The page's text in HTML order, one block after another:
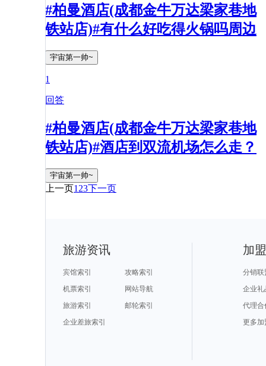
#柏曼酒店(成都金牛万达梁家巷地
铁站店)#有什么好吃得火锅吗周边
宇宙第一帅~
1
回答
#柏曼酒店(成都金牛万达梁家巷地
铁站店)#酒店到双流机场怎么走？
宇宙第一帅~
上一页1 23下一页
旅游资讯
宾馆索引
攻略索引
机票索引
网站导航
旅游索引
邮轮索引
企业差旅索引
加
分销联
企业礼
代理合
更多加